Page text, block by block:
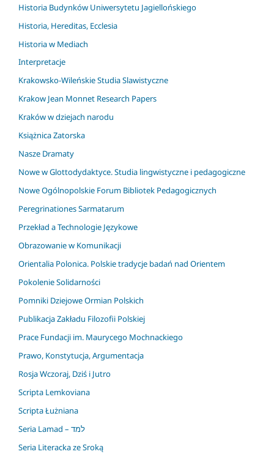
Historia Budynków Uniwersytetu Jagiellońskiego
Historia, Hereditas, Ecclesia
Historia w Mediach
Interpretacje
Krakowsko-Wileńskie Studia Slawistyczne
Krakow Jean Monnet Research Papers
Kraków w dziejach narodu
Książnica Zatorska
Nasze Dramaty
Nowe w Glottodydaktyce. Studia lingwistyczne i pedagogiczne
Nowe Ogólnopolskie Forum Bibliotek Pedagogicznych
Peregrinationes Sarmatarum
Przekład a Technologie Językowe
Obrazowanie w Komunikacji
Orientalia Polonica. Polskie tradycje badań nad Orientem
Pokolenie Solidarności
Pomniki Dziejowe Ormian Polskich
Publikacja Zakładu Filozofii Polskiej
Prace Fundacji im. Maurycego Mochnackiego
Prawo, Konstytucja, Argumentacja
Rosja Wczoraj, Dziś i Jutro
Scripta Lemkoviana
Scripta Łużniana
Seria Lamad – למד
Seria Literacka ze Sroką